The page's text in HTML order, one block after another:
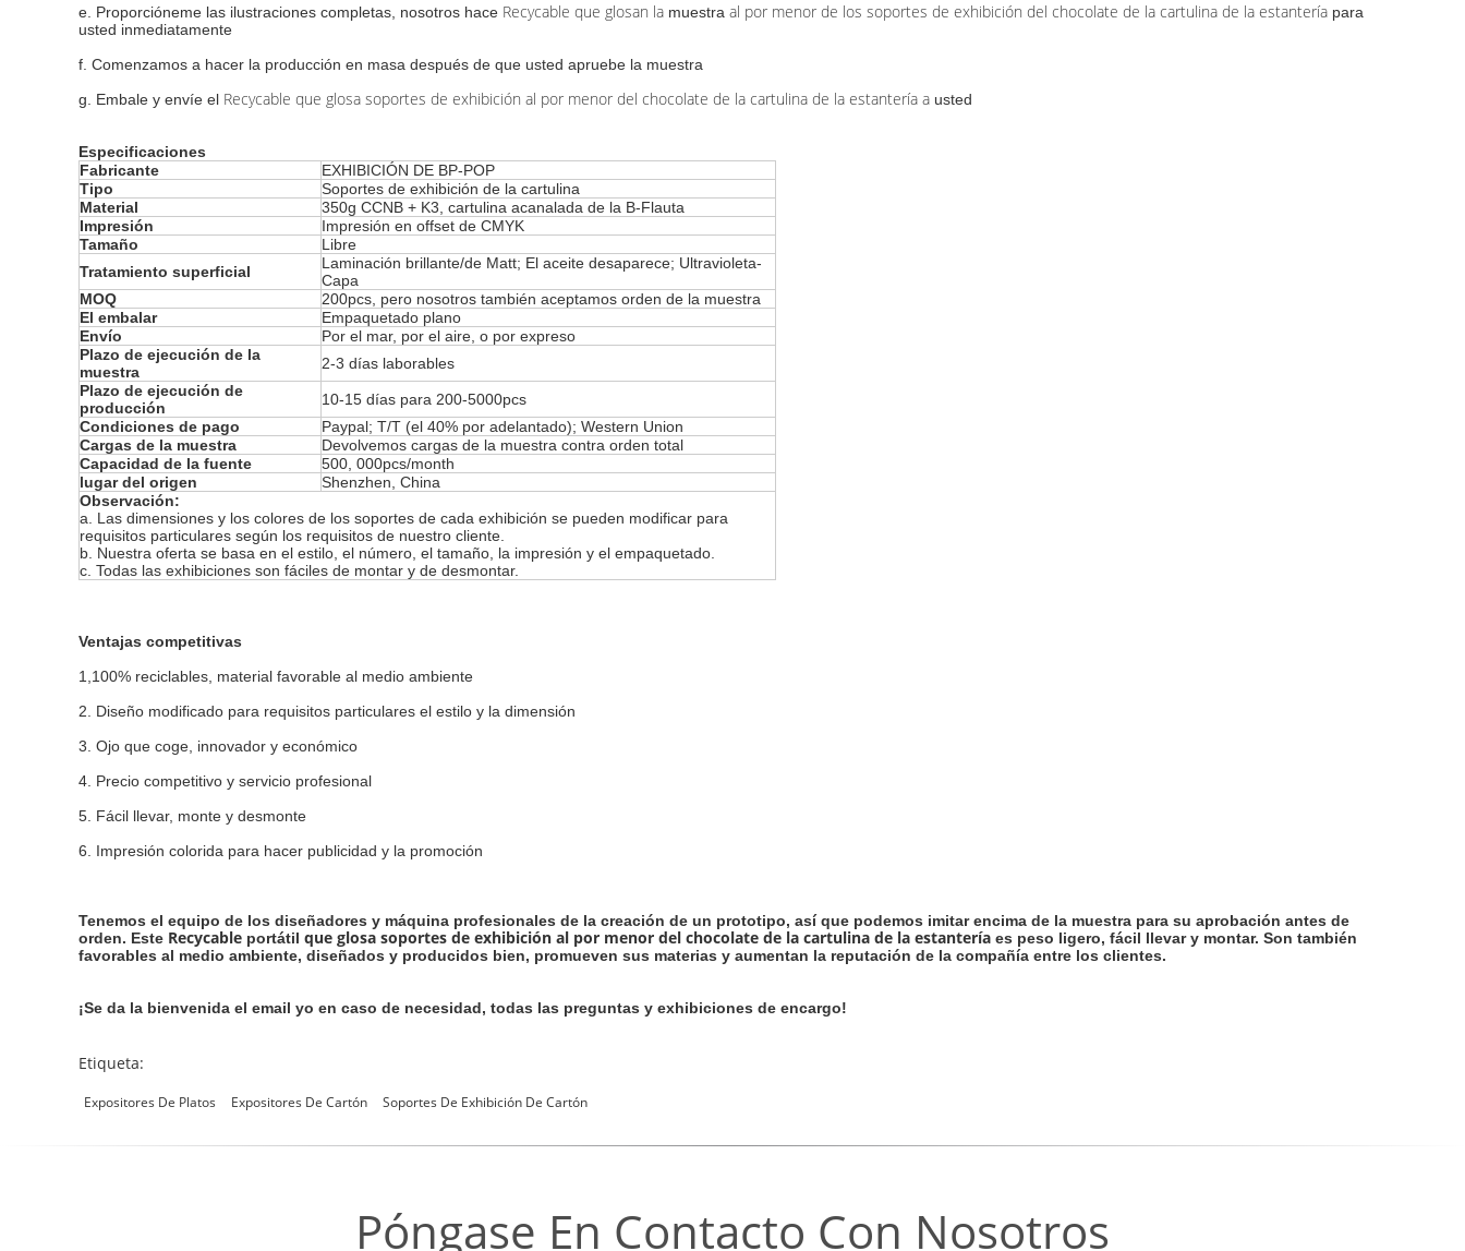
e. Proporcióneme las ilustraciones completas, nosotros hace Recycable que glosan la muestra al por menor de los soportes de exhibición del chocolate de la cartulina de la estantería para
usted inmediatamente
f. Comenzamos a hacer la producción en masa después de que usted apruebe la muestra
g. Embale y envíe el Recycable que glosa soportes de exhibición al por menor del chocolate de la cartulina de la estantería a usted
Especificaciones
Fabricante
EXHIBICIÓN DE BP-POP
Tipo
Soportes de exhibición de la cartulina
Material
350g CCNB + K3, cartulina acanalada de la B-Flauta
Impresión
Impresión en offset de CMYK
Tamaño
Libre
Tratamiento superficial
Laminación brillante/de Matt; El aceite desaparece; Ultravioleta-
Capa
MOQ
200pcs, pero nosotros también aceptamos orden de la muestra
El embalar
Empaquetado plano
Envío
Por el mar, por el aire, o por expreso
Plazo de ejecución de la
muestra
2-3 días laborables
Plazo de ejecución de
producción
10-15 días para 200-5000pcs
Condiciones de pago
Paypal; T/T (el 40% por adelantado); Western Union
Cargas de la muestra
Devolvemos cargas de la muestra contra orden total
Capacidad de la fuente
500, 000pcs/month
lugar del origen
Shenzhen, China
Observación:
a. Las dimensiones y los colores de los soportes de cada exhibición se pueden modificar para
requisitos particulares según los requisitos de nuestro cliente.
b. Nuestra oferta se basa en el estilo, el número, el tamaño, la impresión y el empaquetado.
c. Todas las exhibiciones son fáciles de montar y de desmontar.
Ventajas competitivas
1,100% reciclables, material favorable al medio ambiente
2. Diseño modificado para requisitos particulares el estilo y la dimensión
3. Ojo que coge, innovador y económico
4. Precio competitivo y servicio profesional
5. Fácil llevar, monte y desmonte
6. Impresión colorida para hacer publicidad y la promoción
Tenemos el equipo de los diseñadores y máquina profesionales de la creación de un prototipo, así que podemos imitar encima de la muestra para su aprobación antes de
orden. Este Recycable portátil que glosa soportes de exhibición al por menor del chocolate de la cartulina de la estantería es peso ligero, fácil llevar y montar. Son también
favorables al medio ambiente, diseñados y producidos bien, promueven sus materias y aumentan la reputación de la compañía entre los clientes.
¡Se da la bienvenida el email yo en caso de necesidad, todas las preguntas y exhibiciones de encargo!
Etiqueta:
Expositores De Platos Expositores De Cartón Soportes De Exhibición De Cartón
Póngase En Contacto Con Nosotros